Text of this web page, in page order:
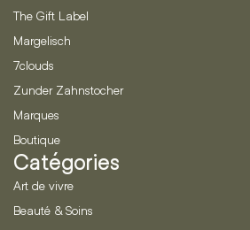
The Gift Label
Margelisch
7clouds
Zunder Zahnstocher
Marques
Boutique
Catégories
Art de vivre
Beauté & Soins